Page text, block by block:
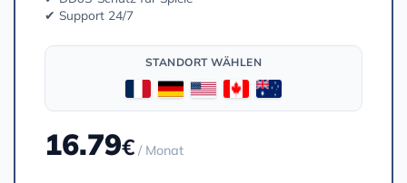
✔ Support 24/7
STANDORT WÄHLEN
16.79€ / Monat